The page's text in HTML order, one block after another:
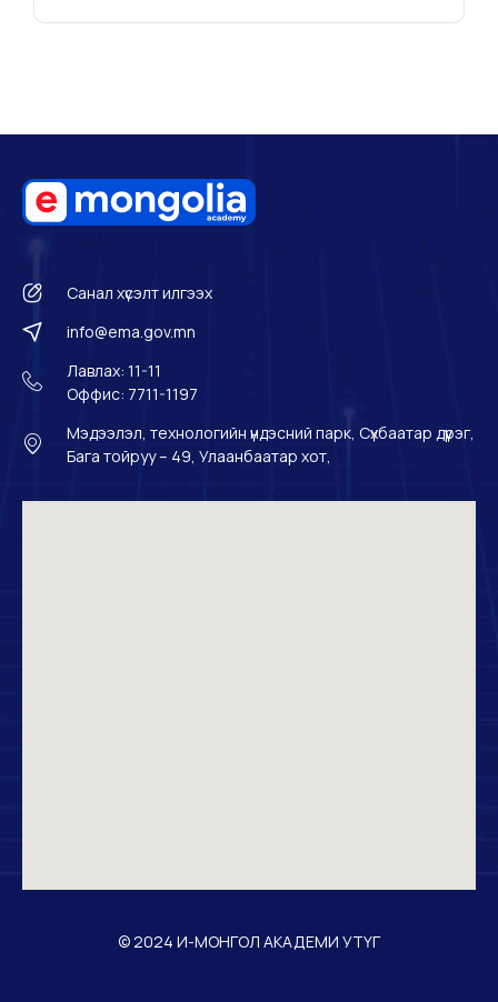
Санал хүсэлт илгээх
info@ema.gov.mn
Лавлах: 11-11
Оффис: 7711-1197
Мэдээлэл, технологийн үндэсний парк, Сүхбаатар дүүрэг,
Бага тойруу – 49, Улаанбаатар хот,
© 2024 И-МОНГОЛ АКАДЕМИ УТҮГ